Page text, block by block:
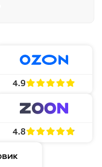
4.9
4.8